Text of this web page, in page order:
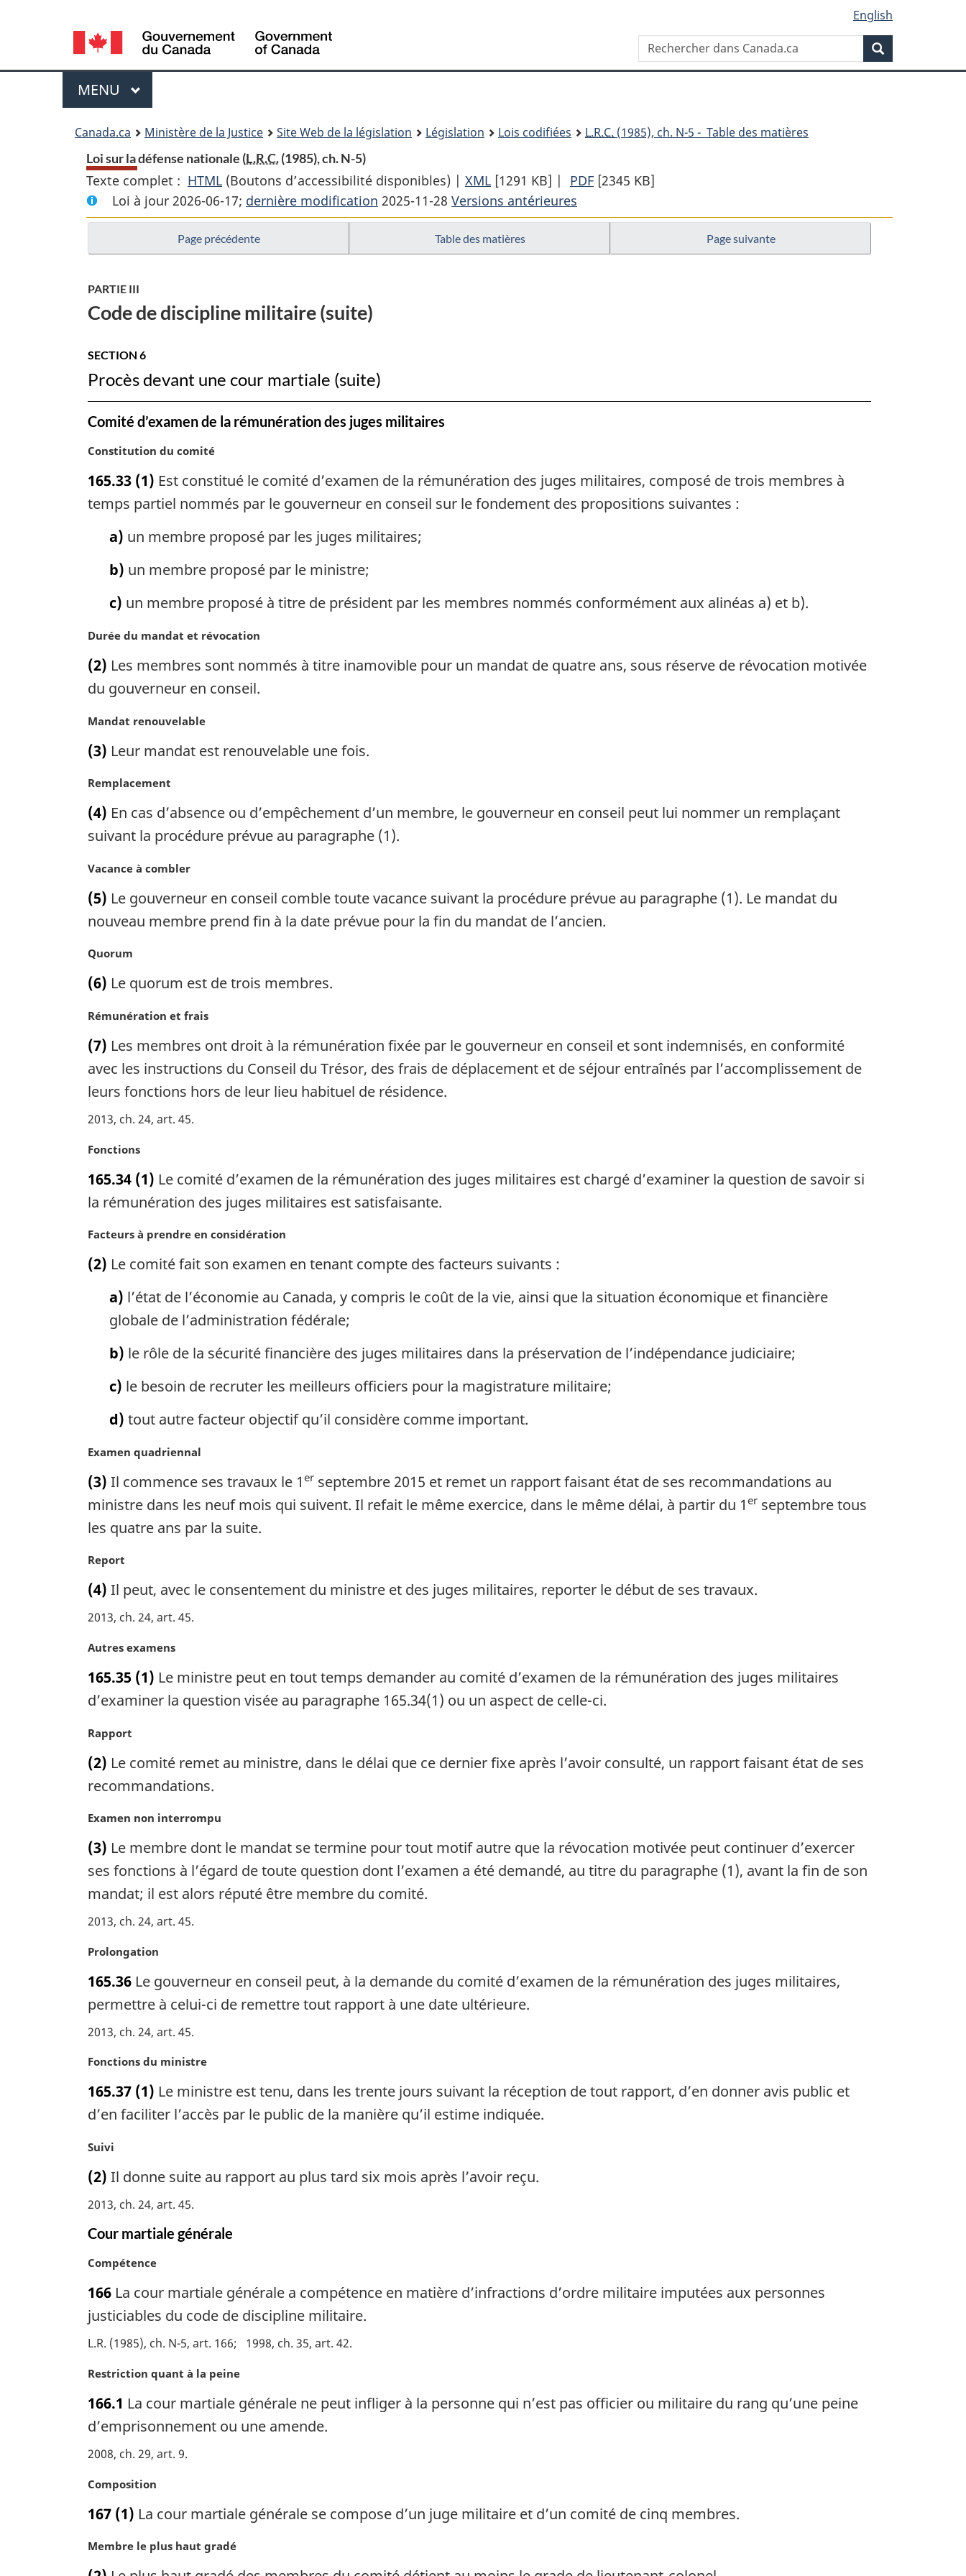
principal
À
site
version
Language
selection
English
Rechercher
dans
Canada.ca
Menu
MENU PRINCIPAL
Canada.ca Ministère de la Justice Site Web de la législation Législation Lois codifiées L.R.C. (1985), ch. N-5 - Table des matières
Loi sur la défense nationale (L.R.C.(1985), ch. N-5)
Texte complet : HTML Texte
complet
:
Loi
défense
nationale
(Boutons d’accessibilité disponibles) | XML Texte
complet
:
Loi
[1291 KB] | PDF Texte
:
[2345 KB]
Loi à jour 2026-06-17; dernière modification 2025-11-28 Versions antérieures
Page précédente Table des matières Page suivante
PARTIE III
Code de discipline militaire (suite)
SECTION 6
Procès devant une cour martiale (suite)
Comité d’examen de la rémunération des juges militaires
N
t
e
l
:
Constitution du comité
165.33 (1) Est constitué le comité d’examen de la rémunération des juges militaires, composé de trois membres à
temps partiel nommés par le gouverneur en conseil sur le fondement des propositions suivantes :
a) un membre proposé par les juges militaires;
b) un membre proposé par le ministre;
c) un membre proposé à titre de président par les membres nommés conformément aux alinéas a) et b).
N
t
e
a
g
n
l
e
Durée du mandat et révocation
(2) Les membres sont nommés à titre inamovible pour un mandat de quatre ans, sous réserve de révocation motivée
du gouverneur en conseil.
N
t
m
a
r
g
n
l
e
Mandat renouvelable
(3) Leur mandat est renouvelable une fois.
N
t
e
a
g
i
a
e
Remplacement
(4) En cas d’absence ou d’empêchement d’un membre, le gouverneur en conseil peut lui nommer un remplaçant
suivant la procédure prévue au paragraphe (1).
N
t
e
a
g
n
l
e
:
Vacance à combler
(5) Le gouverneur en conseil comble toute vacance suivant la procédure prévue au paragraphe (1). Le mandat du
nouveau membre prend fin à la date prévue pour la fin du mandat de l’ancien.
N
t
m
a
r
g
i
a
e
Quorum
(6) Le quorum est de trois membres.
N
t
e
a
r
i
a
l
:
Rémunération et frais
(7) Les membres ont droit à la rémunération fixée par le gouverneur en conseil et sont indemnisés, en conformité
avec les instructions du Conseil du Trésor, des frais de déplacement et de séjour entraînés par l’accomplissement de
leurs fonctions hors de leur lieu habituel de résidence.
2013, ch. 24, art. 45
N
t
e
a
g
Fonctions
165.34 (1) Le comité d’examen de la rémunération des juges militaires est chargé d’examiner la question de savoir si
la rémunération des juges militaires est satisfaisante.
N
t
:
Facteurs à prendre en considération
(2) Le comité fait son examen en tenant compte des facteurs suivants :
a) l’état de l’économie au Canada, y compris le coût de la vie, ainsi que la situation économique et financière
globale de l’administration fédérale;
b) le rôle de la sécurité financière des juges militaires dans la préservation de l’indépendance judiciaire;
c) le besoin de recruter les meilleurs officiers pour la magistrature militaire;
d) tout autre facteur objectif qu’il considère comme important.
N
t
e
a
g
i
n
a
e
Examen quadriennal
(3) Il commence ses travaux le 1 er septembre 2015 et remet un rapport faisant état de ses recommandations au
ministre dans les neuf mois qui suivent. Il refait le même exercice, dans le même délai, à partir du 1 er septembre tous
les quatre ans par la suite.
N
t
e
m
a
g
n
l
e
:
Report
(4) Il peut, avec le consentement du ministre et des juges militaires, reporter le début de ses travaux.
2013, ch. 24, art. 45
N
t
e
a
g
n
a
e
Autres examens
165.35 (1) Le ministre peut en tout temps demander au comité d’examen de la rémunération des juges militaires
d’examiner la question visée au paragraphe 165.34(1) ou un aspect de celle-ci.
N
t
e
a
g
i
a
l
:
Rapport
(2) Le comité remet au ministre, dans le délai que ce dernier fixe après l’avoir consulté, un rapport faisant état de ses
recommandations.
N
t
e
a
r
i
a
l
e
:
Examen non interrompu
(3) Le membre dont le mandat se termine pour tout motif autre que la révocation motivée peut continuer d’exercer
ses fonctions à l’égard de toute question dont l’examen a été demandé, au titre du paragraphe (1), avant la fin de son
mandat; il est alors réputé être membre du comité.
2013, ch. 24, art. 45
N
t
e
m
a
g
i
n
a
e
Prolongation
165.36 Le gouverneur en conseil peut, à la demande du comité d’examen de la rémunération des juges militaires,
permettre à celui-ci de remettre tout rapport à une date ultérieure.
2013, ch. 24, art. 45
N
t
e
a
g
n
a
l
e
Fonctions du ministre
165.37 (1) Le ministre est tenu, dans les trente jours suivant la réception de tout rapport, d’en donner avis public et
d’en faciliter l’accès par le public de la manière qu’il estime indiquée.
N
t
m
a
g
n
a
l
e
Suivi
(2) Il donne suite au rapport au plus tard six mois après l’avoir reçu.
2013, ch. 24, art. 45
Cour martiale générale
N
t
e
m
a
g
i
n
a
e
:
Compétence
166 La cour martiale générale a compétence en matière d’infractions d’ordre militaire imputées aux personnes
justiciables du code de discipline militaire.
L.R. (1985), ch. N-5, art. 166 1998, ch. 35, art. 42
N
t
e
a
g
i
n
a
e
Restriction quant à la peine
166.1 La cour martiale générale ne peut infliger à la personne qui n’est pas officier ou militaire du rang qu’une peine
d’emprisonnement ou une amende.
2008, ch. 29, art. 9
N
t
m
a
Composition
167 (1) La cour martiale générale se compose d’un juge militaire et d’un comité de cinq membres.
N
Membre le plus haut gradé